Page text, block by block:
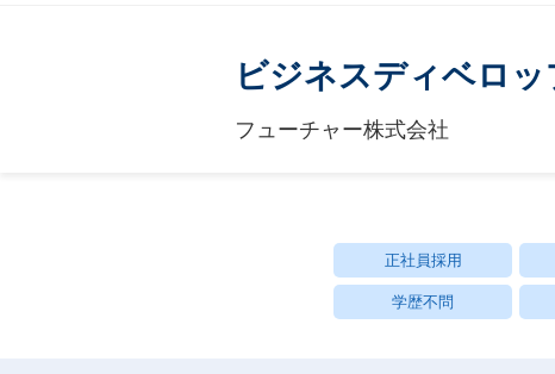
ビジネスディベロッ
フューチャー株式会社
正社員採用
学歴不問